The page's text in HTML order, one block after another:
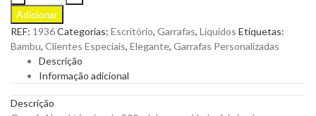
Térmica
Naxel
em
Aço
Inoxidável
de
para
Adicionar
REF: 1936Categorias: Escritório, Garrafas, Líquidos Etiquetas:
Bambu, Clientes Especiais, Elegante, Garrafas Personalizadas
Descrição
Informação adicional
Descrição